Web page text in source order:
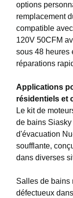
options
remplacement
compatible
120V 50CFM
sous 48 heures
réparations
Applications
résidentiels et
Le kit de
de bains
d'évacuation
soufflante,
dans diverses
Salles de bains
défectueux